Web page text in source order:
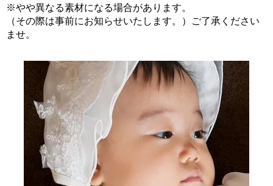
※やや異なる素材になる場合があります。
（その際は事前にお知らせいたします。）ご了承ください
ませ。